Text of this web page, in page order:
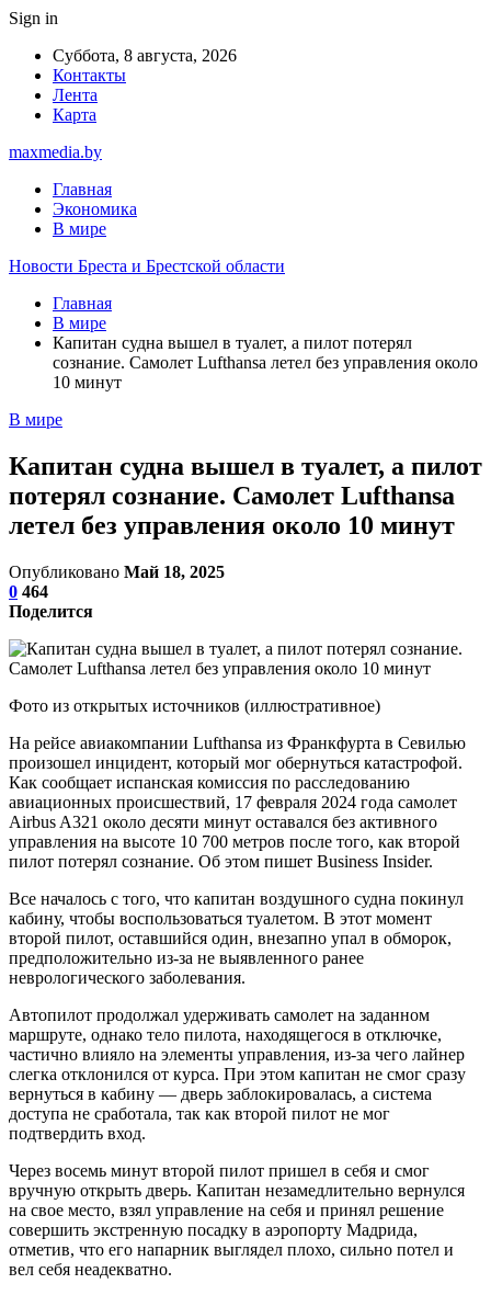
Sign in
Суббота, 8 августа, 2026
Контакты
Лента
Карта
maxmedia.by
Главная
Экономика
В мире
Новости Бреста и Брестской области
Главная
В мире
Капитан судна вышел в туалет, а пилот потерял
сознание. Самолет Lufthansa летел без управления около
10 минут
В мире
Капитан судна вышел в туалет, а пилот
потерял сознание. Самолет Lufthansa
летел без управления около 10 минут
Опубликовано Май 18, 2025
0 464
Поделится
Фото из открытых источников (иллюстративное)
На рейсе авиакомпании Lufthansa из Франкфурта в Севилью
произошел инцидент, который мог обернуться катастрофой.
Как сообщает испанская комиссия по расследованию
авиационных происшествий, 17 февраля 2024 года самолет
Airbus A321 около десяти минут оставался без активного
управления на высоте 10 700 метров после того, как второй
пилот потерял сознание. Об этом пишет Busi­ness In­sider.
Все началось с того, что капитан воздушного судна покинул
кабину, чтобы воспользоваться туалетом. В этот момент
второй пилот, оставшийся один, внезапно упал в обморок,
предположительно из-за не выявленного ранее
неврологического заболевания.
Автопилот продолжал удерживать самолет на заданном
маршруте, однако тело пилота, находящегося в отключке,
частично влияло на элементы управления, из-за чего лайнер
слегка отклонился от курса. При этом капитан не смог сразу
вернуться в кабину — дверь заблокировалась, а система
доступа не сработала, так как второй пилот не мог
подтвердить вход.
Через восемь минут второй пилот пришел в себя и смог
вручную открыть дверь. Капитан незамедлительно вернулся
на свое место, взял управление на себя и принял решение
совершить экстренную посадку в аэропорту Мадрида,
отметив, что его напарник выглядел плохо, сильно потел и
вел себя неадекватно.